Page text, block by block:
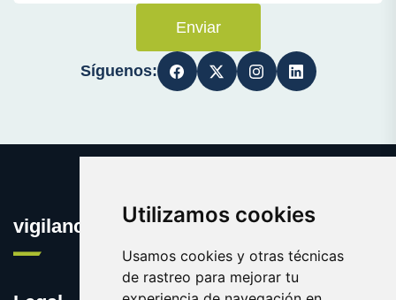
Utilizamos cookies
Usamos cookies y otras técnicas
de rastreo para mejorar tu
Enviar
Síguenos:
vigilanciaonline.es